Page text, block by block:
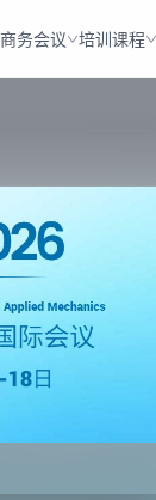
商务会议 培训课程